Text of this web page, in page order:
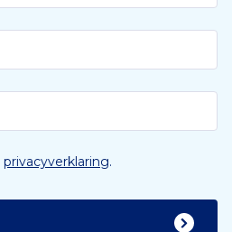
privacyverklaring.